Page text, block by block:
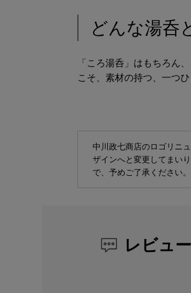
どんな湯呑
「ころ湯呑」はもちろん
こそ、素材の持つ、一つ
中川政七商店のロゴリニ
ザインへと変更してまい
で、予めご了承ください。
レビュー